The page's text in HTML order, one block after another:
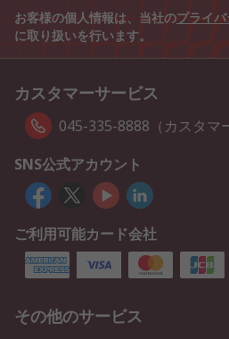
お客様の個人情報は、当社のプライ
に取り扱いを行います。
カスタマーサービス
045-335-8888（カスタマ
SNS公式アカウント
ご利用可能カード会社
その他のサービス